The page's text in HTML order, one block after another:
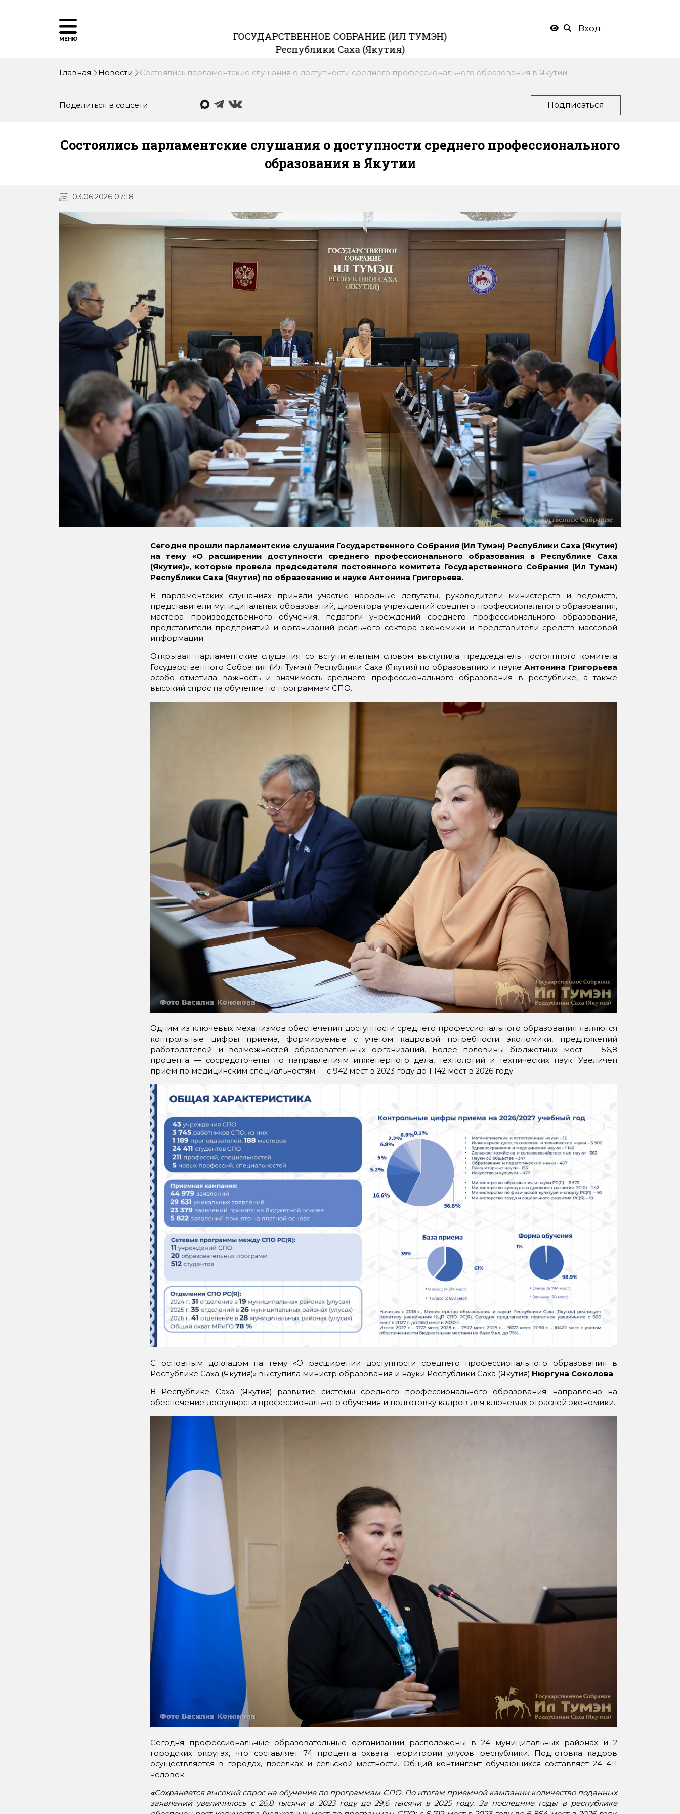
МЕНЮ
ГОСУДАРСТВЕННОЕ СОБРАНИЕ (ИЛ ТУМЭН)
Республики Саха (Якутия)
Вход
Главная Новости Состоялись парламентские слушания о доступности среднего профессионального образования в Якутии
Поделиться в соцсети Подписаться
Состоялись парламентские слушания о доступности среднего профессионального
образования в Якутии
03.06.2026 07:18
Сегодня прошли парламентские слушания Государственного Собрания (ИлТумэн) Республики Саха (Якутия)
на тему «О расширении доступности среднего профессионального образования в Республике Саха
(Якутия)», которые провела председателя постоянного комитета Государственного Собрания (ИлТумэн)
Республики Саха (Якутия) по образованию и науке Антонина Григорьева.
В парламентских слушаниях приняли участие народные депутаты, руководители министерств и ведомств,
представители муниципальных образований, директора учреждений среднего профессионального образования,
мастера производственного обучения, педагоги учреждений среднего профессионального образования,
представители предприятий и организаций реального сектора экономики и представители средств массовой
информации.
Открывая парламентские слушания со вступительным словом выступила председатель постоянного комитета
Государственного Собрания (Ил Тумэн) Республики Саха (Якутия) по образованию и наукеАнтонина Григорьева
особо отметила важность и значимость среднего профессионального образования в республике, а также
высокий спрос на обучение по программам СПО.
Одним из ключевых механизмов обеспечения доступности среднего профессионального образования являются
контрольные цифры приема, формируемые с учетом кадровой потребности экономики, предложений
работодателей и возможностей образовательных организаций. Более половины бюджетных мест — 56,8
процента — сосредоточены по направлениям инженерного дела, технологий и технических наук. Увеличен
прием по медицинским специальностям — с 942 мест в 2023 году до 1 142 мест в 2026 году.
С основным докладом на тему «О расширении доступности среднего профессионального образования в
Республике Саха (Якутия)» выступила министр образования и науки Республики Саха (Якутия) Нюргуна Соколова.
В Республике Саха (Якутия) развитие системы среднего профессионального образования направлено на
обеспечение доступности профессионального обучения и подготовку кадров для ключевых отраслей экономики.
Сегодня профессиональные образовательные организации расположены в 24 муниципальных районах и 2
городских округах, что составляет 74 процента охвата территории улусов республики. Подготовка кадров
осуществляется в городах, поселках и сельской местности. Общий контингент обучающихся составляет 24 411
человек.
«Сохраняется высокий спрос на обучение по программам СПО. По итогам приемной кампании количество поданных
заявлений увеличилось с 26,8 тысячи в 2023 году до 29,6 тысячи в 2025 году. За последние годы в республике